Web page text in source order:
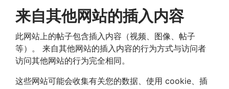
来自其他网站的插入内容
此网站上的帖子包含插入内容（视频、图像、帖子
等）。 来自其他网站的插入内容的行为方式与访问者
访问其他网站的行为完全相同。
这些网站可能会收集有关您的数据、使用 cookie、插